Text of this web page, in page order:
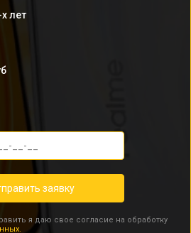
лет
заявку
я даю свое согласие на обработку